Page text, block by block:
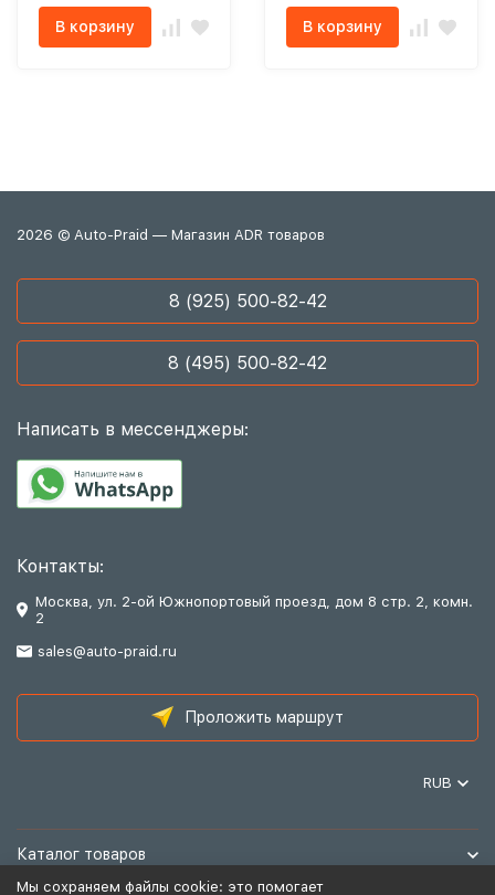
В корзину В корзину
2026 © Auto-Praid — Магазин ADR товаров
8 (925) 500-82-42
8 (495) 500-82-42
Написать в мессенджеры:
Контакты:
Москва, ул. 2-ой Южнопортовый проезд, дом 8 стр. 2, комн.
2
sales@auto-praid.ru
Проложить маршрут
RUB
Каталог товаров
Мы сохраняем файлы cookie: это помогает